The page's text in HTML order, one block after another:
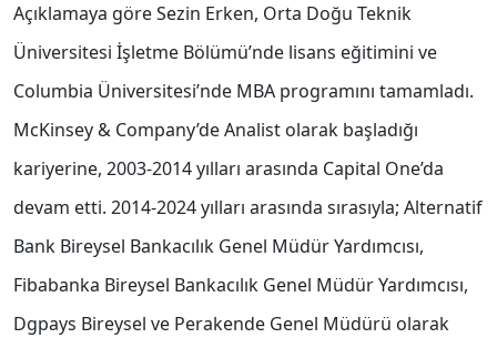
Açıklamaya göre Sezin Erken, Orta Doğu Teknik
Üniversitesi İşletme Bölümü’nde lisans eğitimini ve
Columbia Üniversitesi’nde MBA programını tamamladı.
McKinsey & Company’de Analist olarak başladığı
kariyerine, 2003-2014 yılları arasında Capital One’da
devam etti. 2014-2024 yılları arasında sırasıyla; Alternatif
Bank Bireysel Bankacılık Genel Müdür Yardımcısı,
Fibabanka Bireysel Bankacılık Genel Müdür Yardımcısı,
Dgpays Bireysel ve Perakende Genel Müdürü olarak